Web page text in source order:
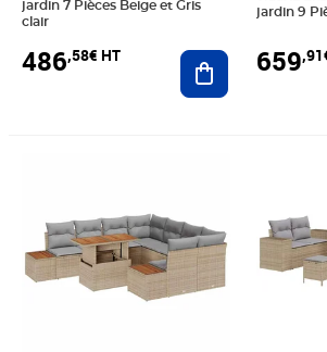
jardin 7 Pièces Beige et Gris
clair
486,58€ HT Ajouter au
jardin 9
659